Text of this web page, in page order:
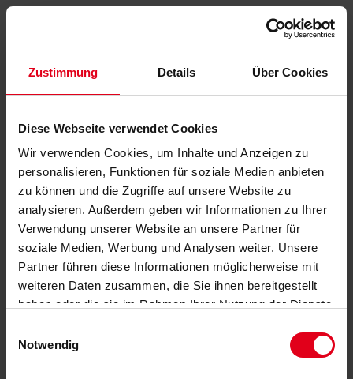
Zustimmung Details Über Cookies
Diese Webseite verwendet Cookies
Wir verwenden Cookies, um Inhalte und Anzeigen zu
personalisieren, Funktionen für soziale Medien anbieten
zu können und die Zugriffe auf unsere Website zu
analysieren. Außerdem geben wir Informationen zu Ihrer
Verwendung unserer Website an unsere Partner für
soziale Medien, Werbung und Analysen weiter. Unsere
Partner führen diese Informationen möglicherweise mit
weiteren Daten zusammen, die Sie ihnen bereitgestellt
haben oder die sie im Rahmen Ihrer Nutzung der Dienste
Notwendig